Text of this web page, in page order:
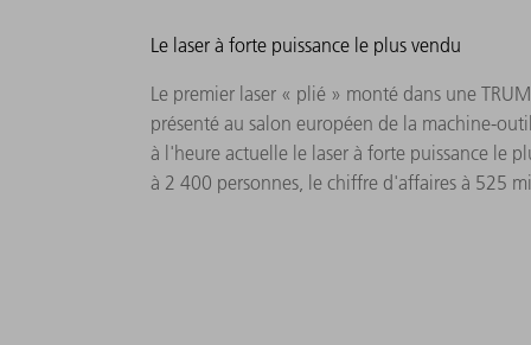
Le laser à forte puissance le plus vendu
Le premier laser « plié » monté dans une
présenté au salon européen de la machine-
à l'heure actuelle le laser à forte puissance le
à 2 400 personnes, le chiffre d'affaires à 525